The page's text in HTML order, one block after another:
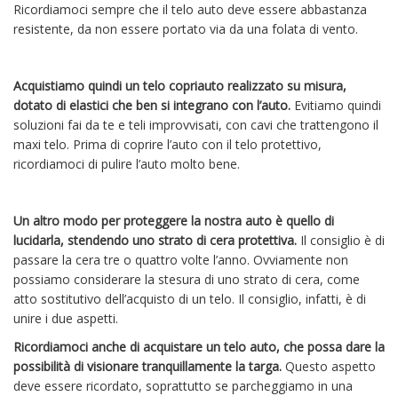
Ricordiamoci sempre che il telo auto deve essere abbastanza
resistente, da non essere portato via da una folata di vento.
Acquistiamo quindi un telo copriauto realizzato su misura,
dotato di elastici che ben si integrano con l’auto. Evitiamo quindi
soluzioni fai da te e teli improvvisati, con cavi che trattengono il
maxi telo. Prima di coprire l’auto con il telo protettivo,
ricordiamoci di pulire l’auto molto bene.
Un altro modo per proteggere la nostra auto è quello di
lucidarla, stendendo uno strato di cera protettiva. Il consiglio è di
passare la cera tre o quattro volte l’anno. Ovviamente non
possiamo considerare la stesura di uno strato di cera, come
atto sostitutivo dell’acquisto di un telo. Il consiglio, infatti, è di
unire i due aspetti.
Ricordiamoci anche di acquistare un telo auto, che possa dare la
possibilità di visionare tranquillamente la targa. Questo aspetto
deve essere ricordato, soprattutto se parcheggiamo in una